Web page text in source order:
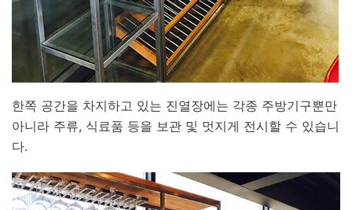
한쪽 공간을 차지하고 있는 진열장에는 각종 주방기구뿐만
아니라 주류, 식료품 등을 보관 및 멋지게 전시할 수 있습니
다.